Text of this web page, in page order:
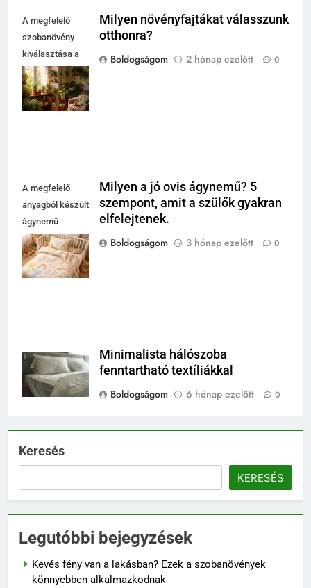
A megfelelő
szobanövény
kiválasztása a
helyiség
fényviszonyaitól
függ.
Milyen növényfajtákat válasszunk
otthonra?
Boldogságom
2 hónap ezelőtt 0
A megfelelő
anyagból készült
ágynemű
nyugodt alvást
biztosít az
óvodásoknak.
Milyen a jó ovis ágynemű? 5
szempont, amit a szülők gyakran
elfelejtenek.
Boldogságom
3 hónap ezelőtt 0
Minimalista hálószoba
fenntartható textíliákkal
Boldogságom
6 hónap ezelőtt 0
Keresés
KERESÉS
Legutóbbi bejegyzések
Kevés fény van a lakásban? Ezek a szobanövények
könnyebben alkalmazkodnak